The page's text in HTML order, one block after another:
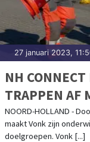
27 januari 2023,
NH
TRAPPEN AF
ONDERWIJS
NOORD-HOLLAND -
maakt Vonk zijn
doelgroepen. Vonk [...]